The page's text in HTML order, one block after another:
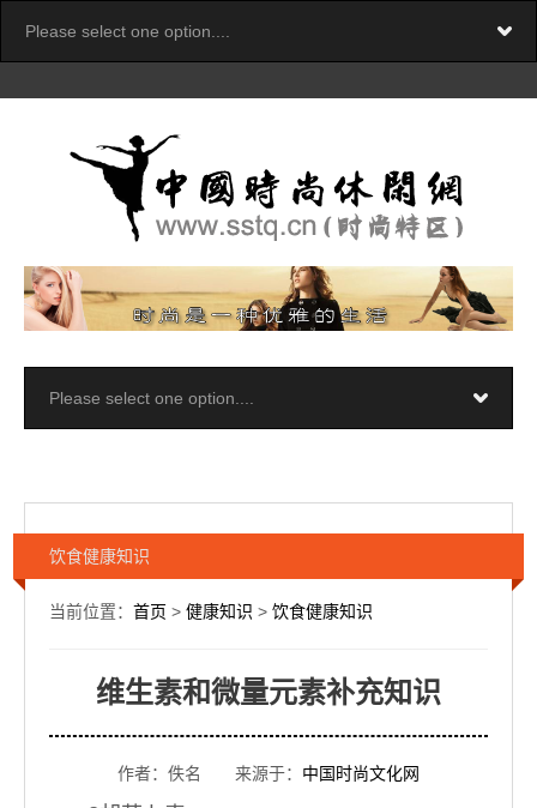
饮食健康知识
当前位置： 首页 > 健康知识 > 饮食健康知识
维生素和微量元素补充知识
作者：佚名 来源于： 中国时尚文化网